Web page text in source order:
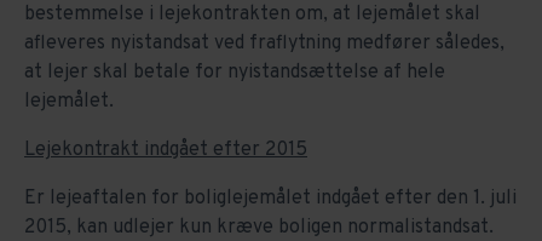
bestemmelse i lejekontrakten om, at lejemålet skal
afleveres nyistandsat ved fraflytning medfører således,
at lejer skal betale for nyistandsættelse af hele
lejemålet.
Lejekontrakt indgået efter 2015
Er lejeaftalen for boliglejemålet indgået efter den 1. juli
2015, kan udlejer kun kræve boligen normalistandsat.